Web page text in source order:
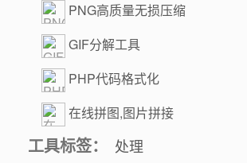
PNG高质量无损压缩
GIF分解工具
PHP代码格式化
在线拼图,图片拼接
工具标签： 处理